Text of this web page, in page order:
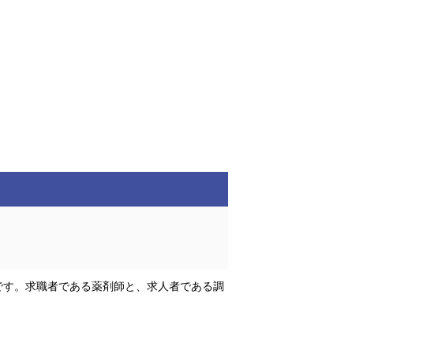
。求職者である薬剤師と、求人者である調